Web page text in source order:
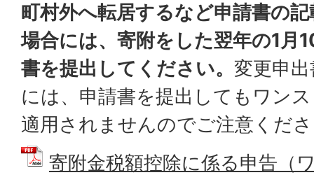
町村外へ転居するなど申請書の
場合には、寄附をした翌年の1月
書を提出してください。 変更申
には、申請書を提出してもワン
適用されませんのでご注意くだ
寄附金税額控除に係る申告（